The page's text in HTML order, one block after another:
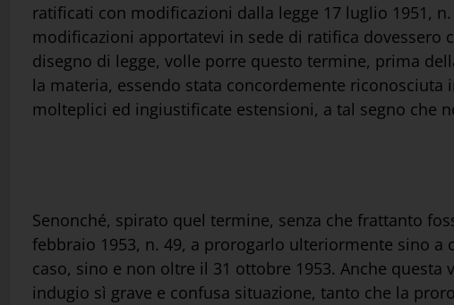
ratificati con modificazioni dalla legge 17 luglio 1951,
modificazioni apportatevi in sede di ratifica dovessero
disegno di legge, volle porre questo termine, prima
la materia, essendo stata concordemente
molteplici ed ingiustificate estensioni, a tal segno che
Senonché, spirato quel termine, senza che frattanto
febbraio 1953, n. 49, a prorogarlo ulteriormente sino
caso, sino e non oltre il 31 ottobre 1953. Anche
indugio sì grave e confusa situazione, tanto che la